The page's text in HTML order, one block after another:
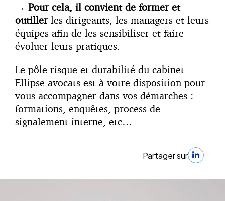
→ Pour cela, il convient de former et
outiller les dirigeants, les managers et leurs
équipes afin de les sensibiliser et faire
évoluer leurs pratiques.
Le pôle risque et durabilité du cabinet
Ellipse avocats est à votre disposition pour
vous accompagner dans vos démarches :
formations, enquêtes, process de
signalement interne, etc…
Partager sur